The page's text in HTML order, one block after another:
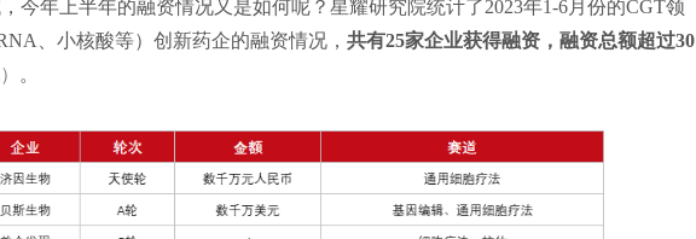
今年上半年的融资情况又是如何呢？星耀研究院统计了2023年1-6月份的CGT领
、小核酸等）创新药企的融资情况， 共有25家企业获得融资，融资总额超过30
。